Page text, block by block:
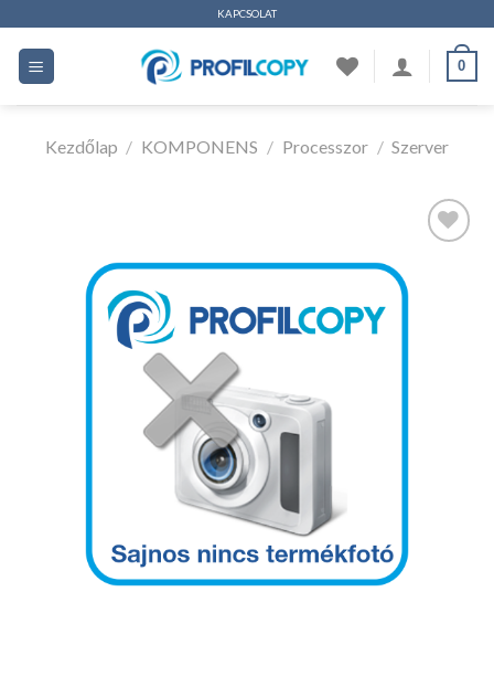
tartalomhoz
KAPCSOLAT
0
Kezdőlap / KOMPONENS / Processzor / Szerver
Kedvencekhez